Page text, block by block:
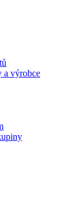
a výrobce